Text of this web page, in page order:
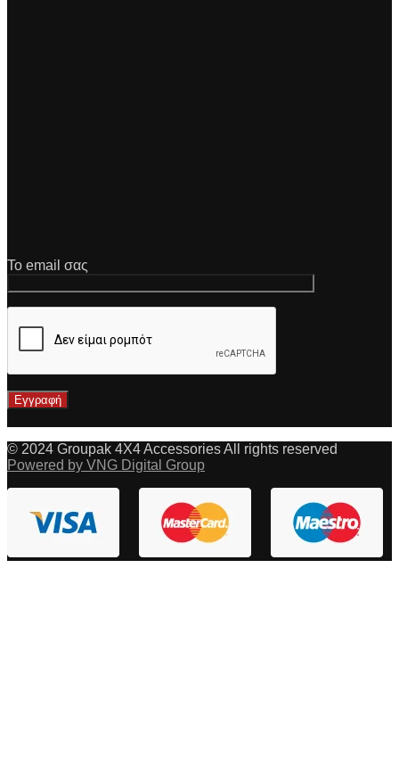
Το email σας
© 2024 Groupak 4X4 Accessories All rights reserved
Powered by VNG Digital Group